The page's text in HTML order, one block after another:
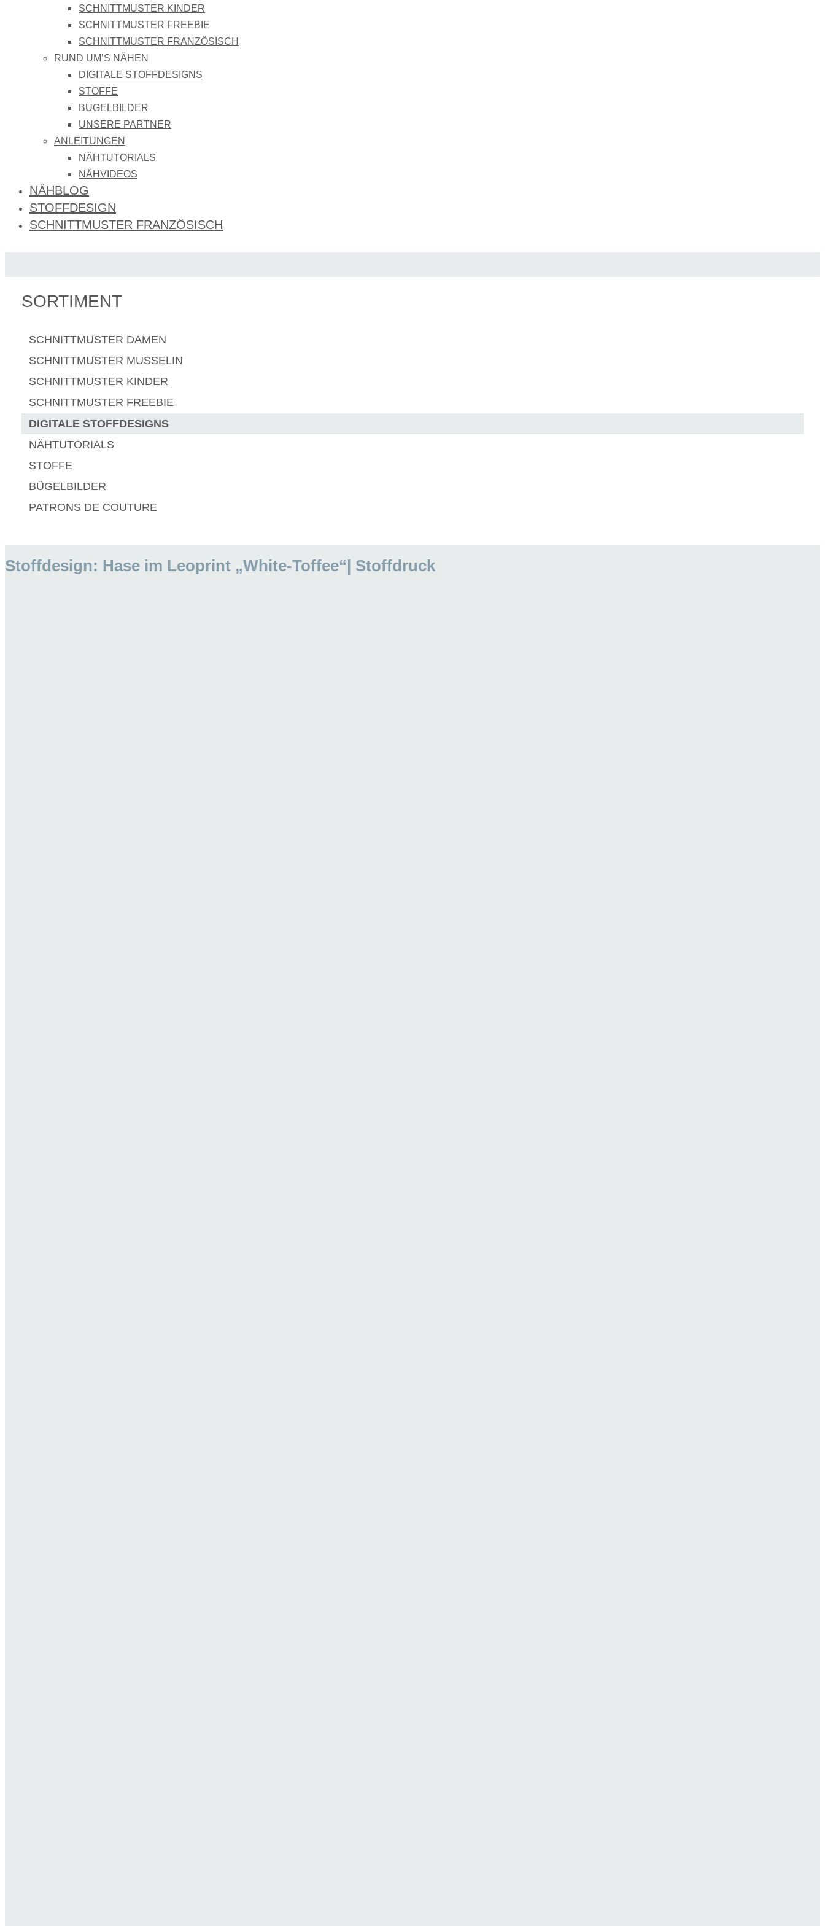
SCHNITTMUSTER KINDER
SCHNITTMUSTER FREEBIE
SCHNITTMUSTER FRANZÖSISCH
RUND UM’S NÄHEN
DIGITALE STOFFDESIGNS​
STOFFE
BÜGELBILDER
UNSERE PARTNER
ANLEITUNGEN
NÄHTUTORIALS
NÄHVIDEOS
NÄHBLOG
STOFFDESIGN
SCHNITTMUSTER FRANZÖSISCH
SORTIMENT
SCHNITTMUSTER DAMEN
SCHNITTMUSTER MUSSELIN
SCHNITTMUSTER KINDER
SCHNITTMUSTER FREEBIE
DIGITALE STOFFDESIGNS​
NÄHTUTORIALS
STOFFE
BÜGELBILDER
PATRONS DE COUTURE
Stoffdesign: Hase im Leoprint „White-Toffee“| Stoffdruck